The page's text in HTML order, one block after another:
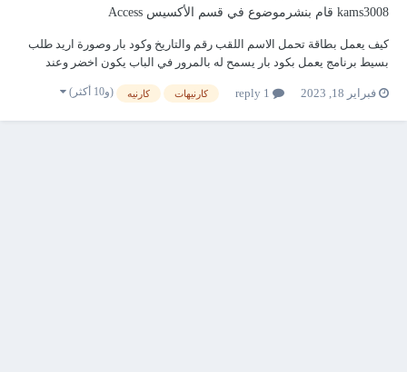
kams3008 قام بنشرموضوع في قسم الأكسيس Access
كيف يعمل بطاقة تحمل الاسم اللقب رقم والتاريخ وكود بار وصورة اريد طلب
بسيط برنامج يعمل بكود بار يسمح له بالمرور في الباب يكون اخضر وعند
فبراير 18, 2023
كارنيهات كارنيه (و10 أكثر)